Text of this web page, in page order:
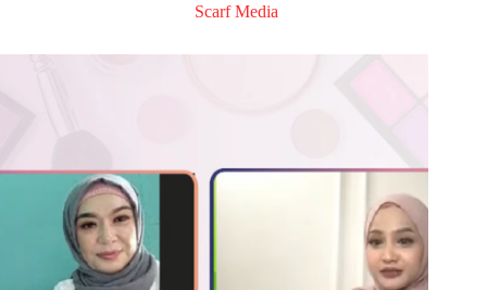
Scarf Media